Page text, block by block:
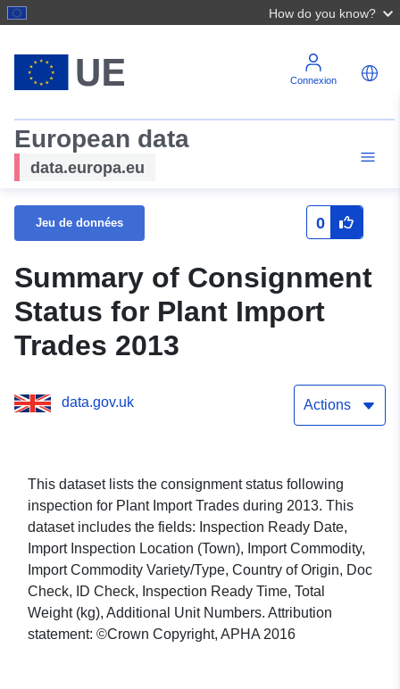
How do you know?
Connexion
European data
data.europa.eu
Jeu de données 0
Summary of Consignment
Status for Plant Import
Trades 2013
data.gov.uk Actions
This dataset lists the consignment status following
inspection for Plant Import Trades during 2013. This
dataset includes the fields: Inspection Ready Date,
Import Inspection Location (Town), Import Commodity,
Import Commodity Variety/Type, Country of Origin, Doc
Check, ID Check, Inspection Ready Time, Total
Weight (kg), Additional Unit Numbers. Attribution
statement: ©Crown Copyright, APHA 2016